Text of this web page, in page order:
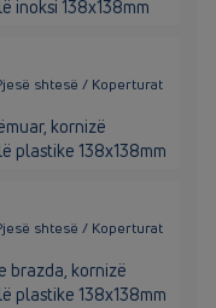
inoksi 138x138mm
shtesë / Koperturat
kornizë
plastike 138x138mm
shtesë / Koperturat
brazda, kornizë
plastike 138x138mm